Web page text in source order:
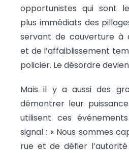
opportunistes qui sont
plus immédiats des
servant de couverture à
et de l’affaiblissement
policier. Le désordre
Mais il y a aussi des
démontrer leur
utilisent ces
signal : « Nous sommes
rue et de défier